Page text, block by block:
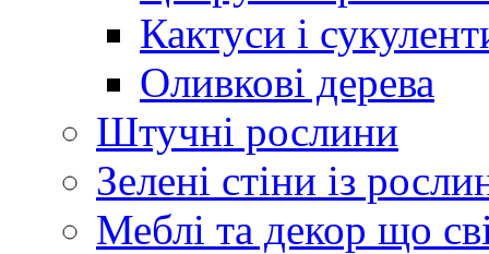
Кактуси і
Оливкові дерева
Штучні рослини
Зелені стіни із
Меблі та декор що